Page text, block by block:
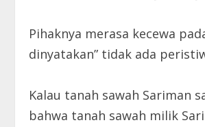
Pihaknya merasa kecewa
dinyatakan” tidak ada
Kalau tanah sawah Sariman
bahwa tanah sawah milik